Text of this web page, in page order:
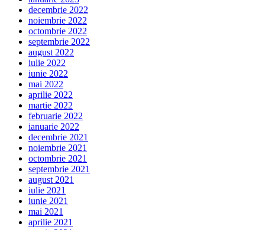
decembrie 2022
noiembrie 2022
octombrie 2022
septembrie 2022
august 2022
iulie 2022
iunie 2022
mai 2022
aprilie 2022
martie 2022
februarie 2022
ianuarie 2022
decembrie 2021
noiembrie 2021
octombrie 2021
septembrie 2021
august 2021
iulie 2021
iunie 2021
mai 2021
aprilie 2021